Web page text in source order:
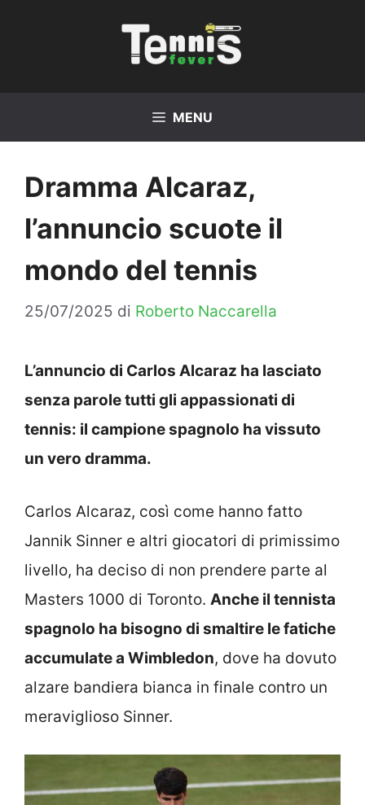
MENU
Dramma Alcaraz,
l’annuncio scuote il
mondo del tennis
25/07/2025 di Roberto Naccarella
L’annuncio di Carlos Alcaraz ha lasciato
senza parole tutti gli appassionati di
tennis: il campione spagnolo ha vissuto
un vero dramma.
Carlos Alcaraz, così come hanno fatto
Jannik Sinner e altri giocatori di primissimo
livello, ha deciso di non prendere parte al
Masters 1000 di Toronto. Anche il tennista
spagnolo ha bisogno di smaltire le fatiche
accumulate a Wimbledon, dove ha dovuto
alzare bandiera bianca in finale contro un
meraviglioso Sinner.